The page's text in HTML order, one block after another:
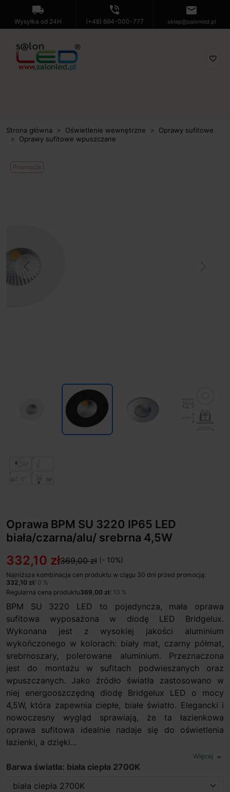
local_shipping
Wysyłka od 24H
phone_in_talk
(+48) 694-000-777
mail
sklep@salonled.pl
favorite_border
Strona główna Oświetlenie wewnętrzne
Oprawy sufitowe
Oprawy sufitowe wpuszczane
Promocja
Previous
Oprawa BPM SU 3220 IP65 LED
biała/czarna/alu/ srebrna 4,5W
332,10 zł369,00 zł (- 10%)
Najniższa kombinacja cen produktu w ciągu 30 dni przed promocją:
332,10 zł/ 0 %
Regularna cena produktu369,00 zł/ 10 %
BPM SU 3220 LED to pojedyncza, mała oprawa
sufitowa wyposażona w diodę LED Bridgelux.
Wykonana jest z wysokiej jakości aluminium
wykończonego w kolorach: biały mat, czarny półmat,
srebrnoszary, polerowane aluminium. Przeznaczona
jest do montażu w sufitach podwieszanych oraz
wpuszczanych. Jako źródło światła zastosowano w
niej energooszczędną diodę Bridgelux LED o mocy
4,5W, która zapewnia ciepłe, białe światło. Elegancki i
nowoczesny wygląd sprawiają, że ta łazienkowa
oprawa sufitowa idealnie nadaje się do oświetlenia
łazienki, a dzięki...
Więcej expand_more
Barwa światła: biała ciepła 2700K